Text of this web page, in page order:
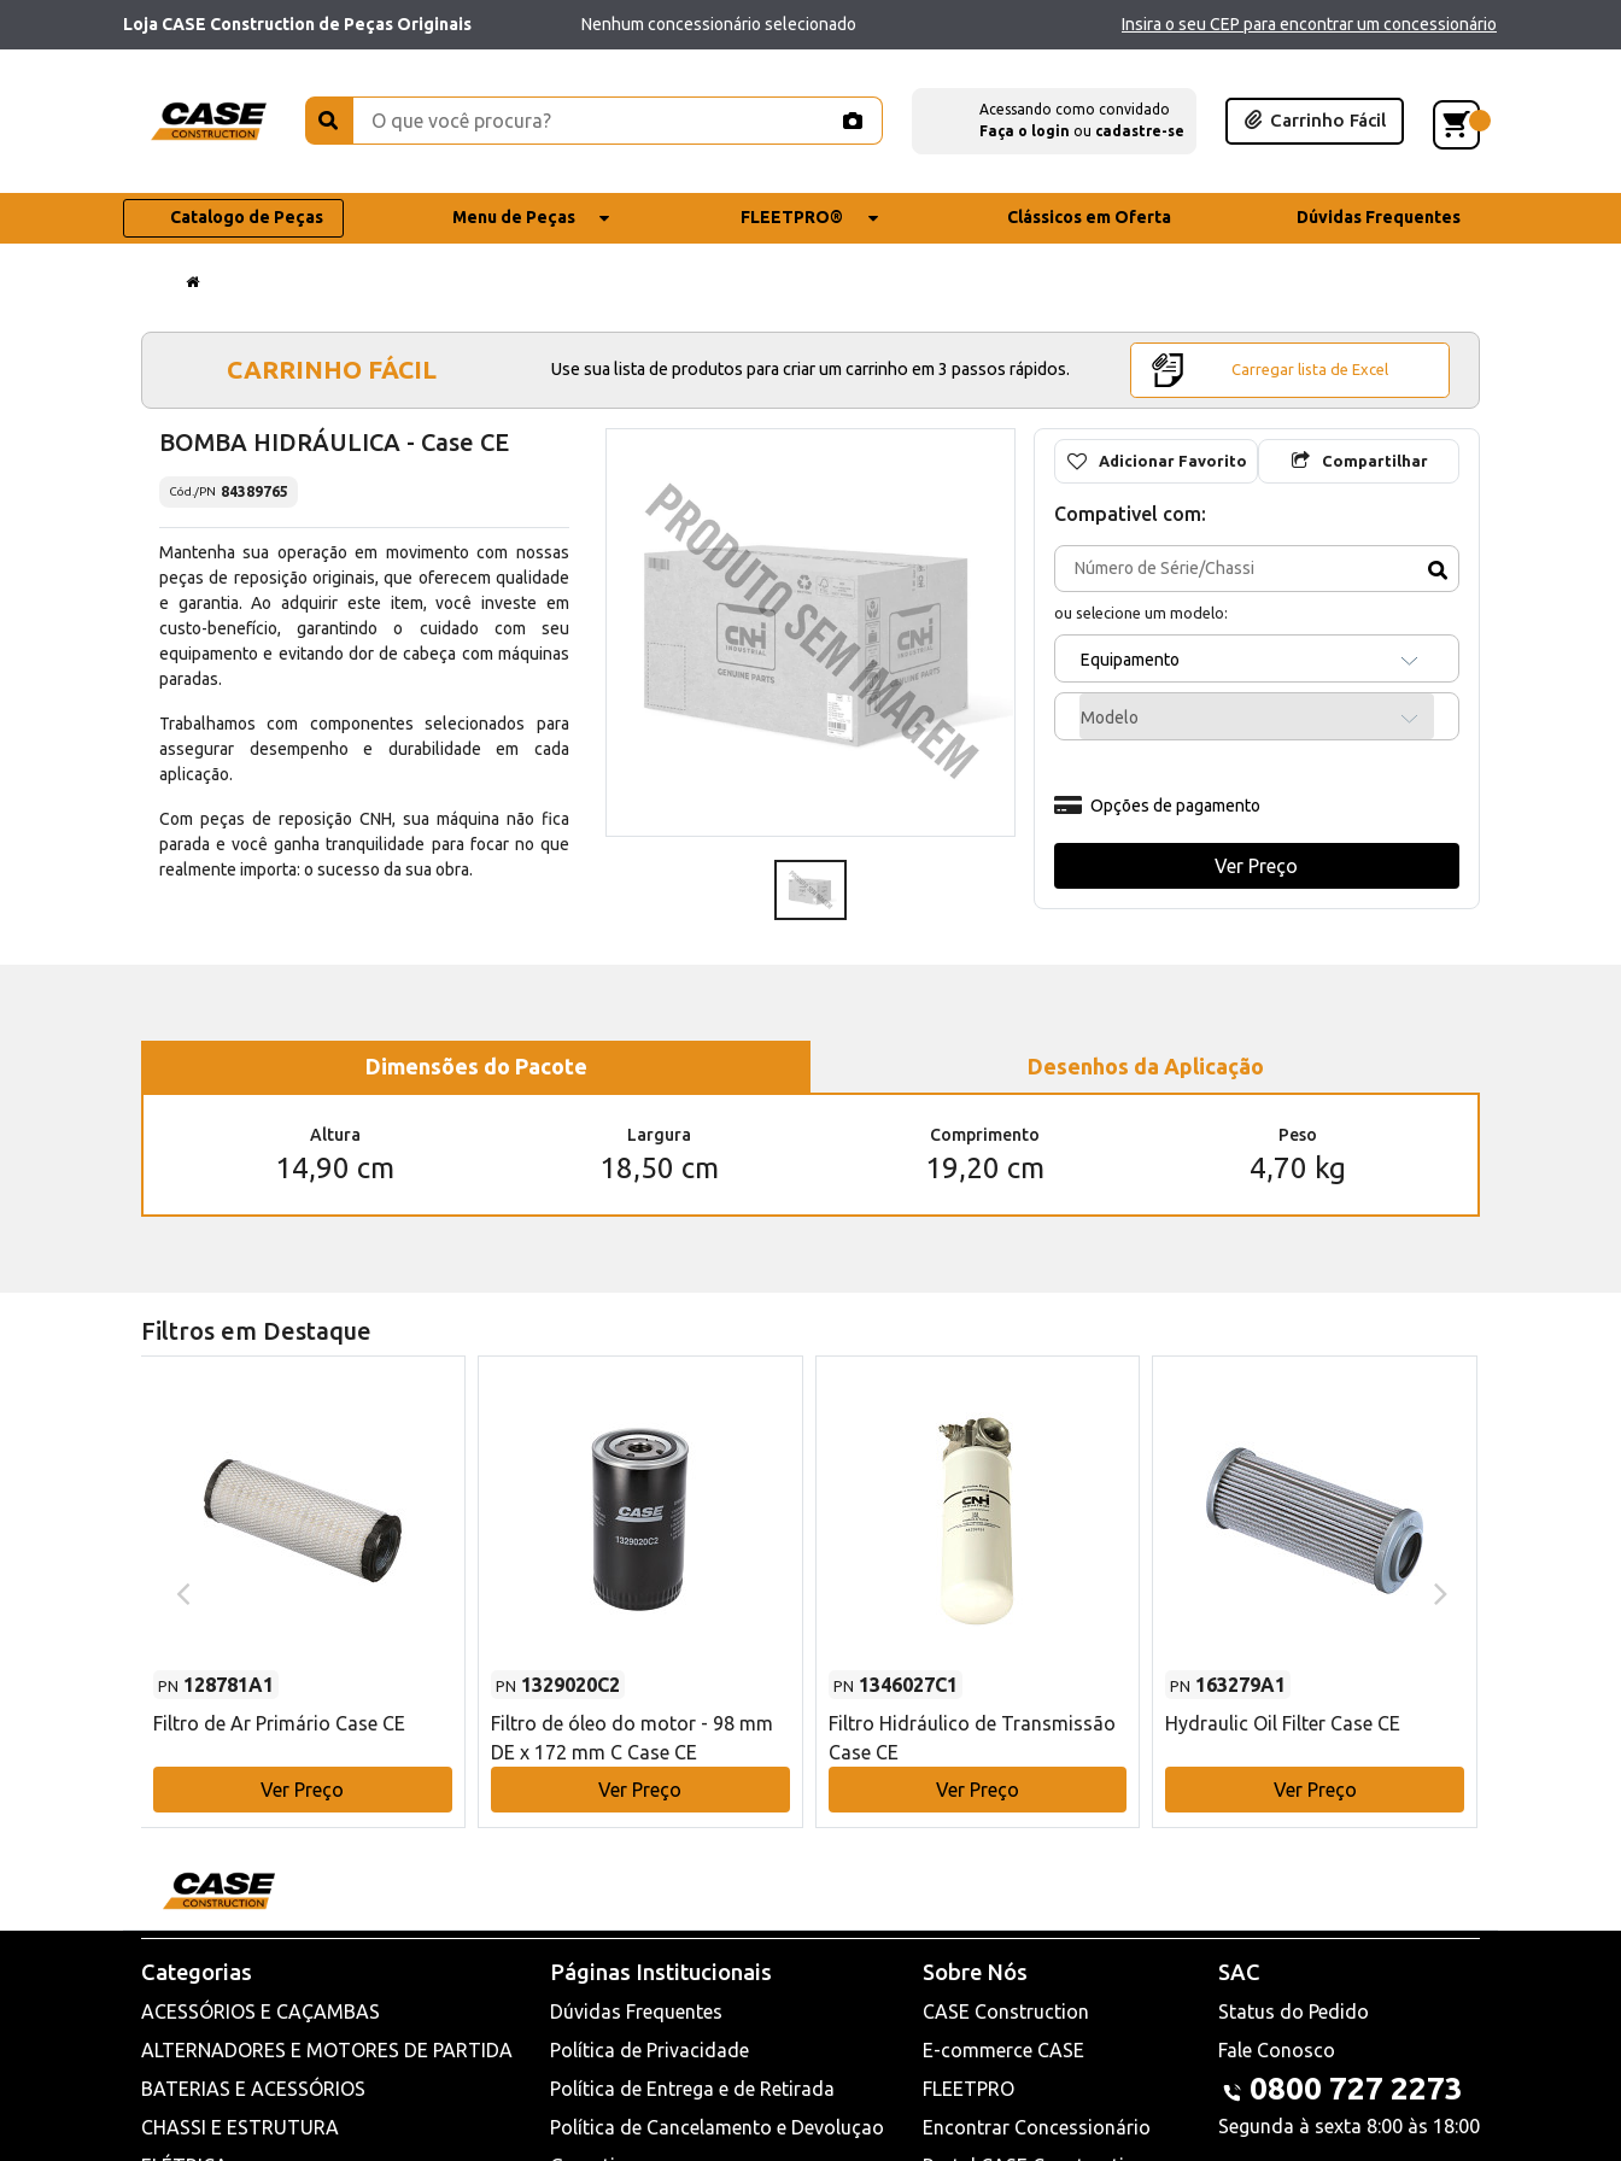
Loja CASE Construction de Peças Originais Nenhum concessionário selecionado Insira o seu CEP para encontrar um concessionário
Acessando como convidado
Faça o login ou cadastre-se
Carrinho Fácil
Catalogo de Peças Menu de Peças FLEETPRO® Clássicos em Oferta Dúvidas Frequentes
CARRINHO FÁCIL Use sua lista de produtos para criar um carrinho em 3 passos rápidos. Carregar lista de Excel
BOMBA HIDRÁULICA - Case CE
Cód./PN 84389765
Mantenha sua operação em movimento com nossas
peças de reposição originais, que oferecem qualidade
e garantia. Ao adquirir este item, você investe em
custo-benefício, garantindo o cuidado com seu
equipamento e evitando dor de cabeça com máquinas
paradas.
Trabalhamos com componentes selecionados para
assegurar desempenho e durabilidade em cada
aplicação.
Com peças de reposição CNH, sua máquina não fica
parada e você ganha tranquilidade para focar no que
realmente importa: o sucesso da sua obra.
Adicionar Favorito Compartilhar
Compativel com:
ou selecione um modelo:
Equipamento
Modelo
Opções de pagamento
Ver Preço
Dimensões do Pacote Desenhos da Aplicação
Altura
14,90 cm
Largura
18,50 cm
Comprimento
19,20 cm
Peso
4,70 kg
Filtros em Destaque
PN 128781A1
Filtro de Ar Primário Case CE
Ver Preço
PN 1329020C2
Filtro de óleo do motor - 98 mm
DE x 172 mm C Case CE
Ver Preço
PN 1346027C1
Filtro Hidráulico de Transmissão
Case CE
Ver Preço
PN 163279A1
Hydraulic Oil Filter Case CE
Ver Preço
Categorias
ACESSÓRIOS E CAÇAMBAS
ALTERNADORES E MOTORES DE PARTIDA
BATERIAS E ACESSÓRIOS
CHASSI E ESTRUTURA
Páginas Institucionais
Dúvidas Frequentes
Política de Privacidade
Política de Entrega e de Retirada
Política de Cancelamento e Devoluçao
Sobre Nós
CASE Construction
E-commerce CASE
FLEETPRO
Encontrar Concessionário
SAC
Status do Pedido
Fale Conosco
0800 727 2273
Segunda à sexta 8:00 às 18:00